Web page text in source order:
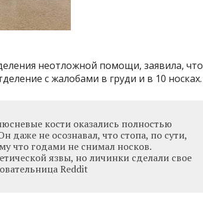
неотложной помощи, заявила, что
с жалобами в груди и в 10 носках.
кости оказались полностью
даже не осознавал, что стопа, по сути,
что годами не снимал носков.
язвы, но личинки сделали свое
Reddit